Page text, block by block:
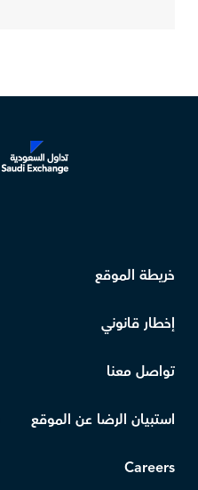
خريطة الموقع
إخطار قانوني
تواصل معنا
استبيان الرضا عن الموقع
Careers